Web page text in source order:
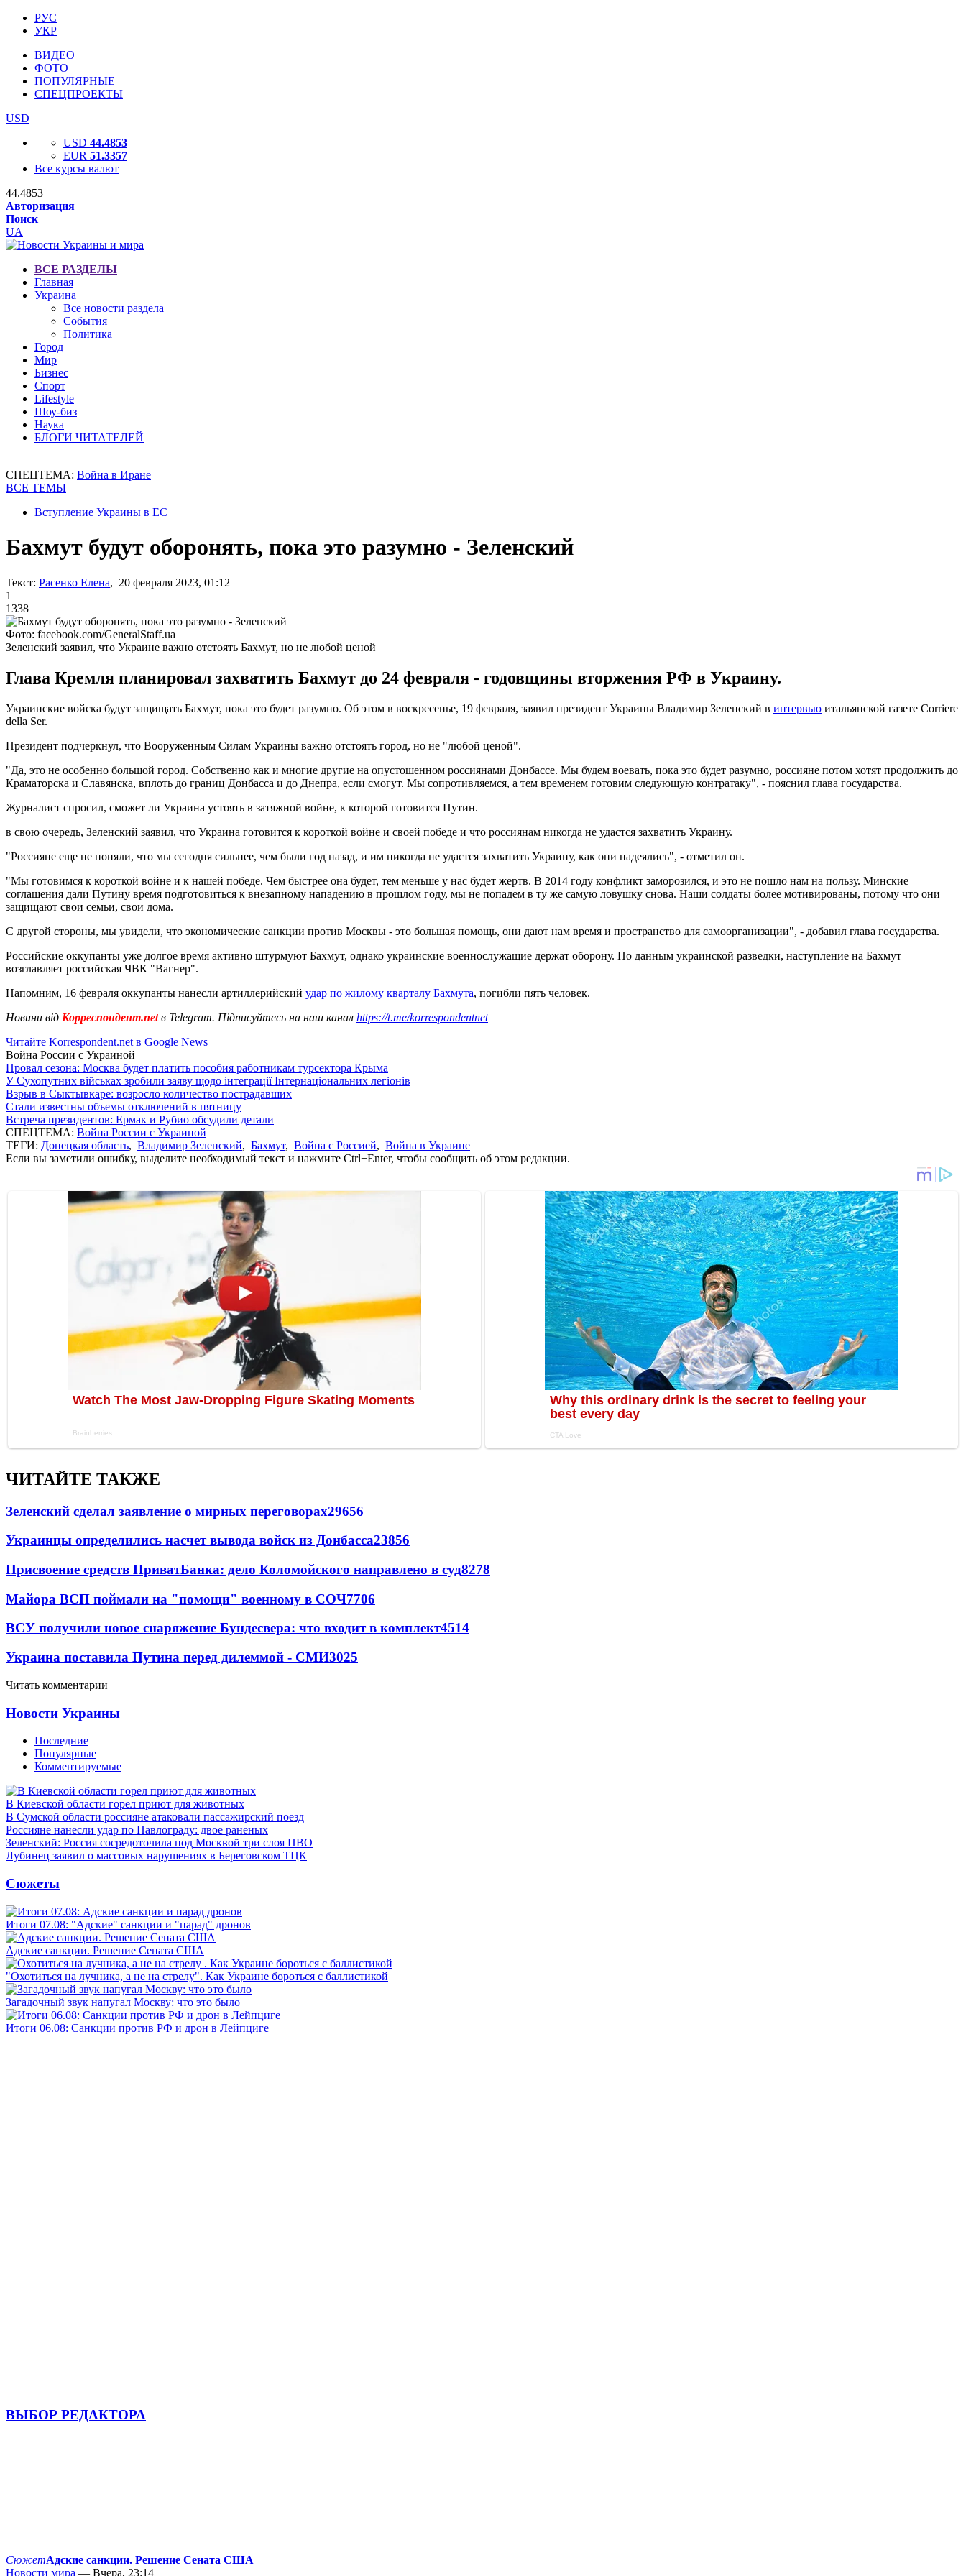
РУС
УКР
ВИДЕО
ФОТО
ПОПУЛЯРНЫЕ
СПЕЦПРОЕКТЫ
USD
USD 44.4853
EUR 51.3357
Все курсы валют
44.4853
Авторизация
Поиск
UA
ВСЕ РАЗДЕЛЫ
Главная
Украина
Все новости раздела
События
Политика
Город
Мир
Бизнес
Спорт
Lifestyle
Шоу-биз
Наука
БЛОГИ ЧИТАТЕЛЕЙ
СПЕЦТЕМА: Война в Иране
ВСЕ ТЕМЫ
Вступление Украины в ЕС
Бахмут будут оборонять, пока это разумно - Зеленский
Текст: Расенко Елена, 20 февраля 2023, 01:12
1
1338
Фото: facebook.com/GeneralStaff.ua
Зеленский заявил, что Украине важно отстоять Бахмут, но не любой ценой
Глава Кремля планировал захватить Бахмут до 24 февраля - годовщины вторжения РФ в Украину.
Украинские войска будут защищать Бахмут, пока это будет разумно. Об этом в воскресенье, 19 февраля, заявил президент Украины Владимир Зеленский в интервью итальянской газете Corriere
della Ser.
Президент подчеркнул, что Вооруженным Силам Украины важно отстоять город, но не "любой ценой".
"Да, это не особенно большой город. Собственно как и многие другие на опустошенном россиянами Донбассе. Мы будем воевать, пока это будет разумно, россияне потом хотят продолжить до
Краматорска и Славянска, вплоть до границ Донбасса и до Днепра, если смогут. Мы сопротивляемся, а тем временем готовим следующую контратаку", - пояснил глава государства.
Журналист спросил, сможет ли Украина устоять в затяжной войне, к которой готовится Путин.
в свою очередь, Зеленский заявил, что Украина готовится к короткой войне и своей победе и что россиянам никогда не удастся захватить Украину.
"Россияне еще не поняли, что мы сегодня сильнее, чем были год назад, и им никогда не удастся захватить Украину, как они надеялись", - отметил он.
"Мы готовимся к короткой войне и к нашей победе. Чем быстрее она будет, тем меньше у нас будет жертв. В 2014 году конфликт заморозился, и это не пошло нам на пользу. Минские
соглашения дали Путину время подготовиться к внезапному нападению в прошлом году, мы не попадем в ту же самую ловушку снова. Наши солдаты более мотивированы, потому что они
защищают свои семьи, свои дома.
С другой стороны, мы увидели, что экономические санкции против Москвы - это большая помощь, они дают нам время и пространство для самоорганизации", - добавил глава государства.
Российские оккупанты уже долгое время активно штурмуют Бахмут, однако украинские военнослужащие держат оборону. По данным украинской разведки, наступление на Бахмут
возглавляет российская ЧВК "Вагнер".
Напомним, 16 февраля оккупанты нанесли артиллерийский удар по жилому кварталу Бахмута, погибли пять человек.
Новини від Корреспондент.netв Telegram. Підписуйтесь на наш канал https://t.me/korrespondentnet
Читайте Korrespondent.net в Google News
Война России с Украиной
Провал сезона: Москва будет платить пособия работникам турсектора Крыма
У Сухопутних військах зробили заяву щодо інтеграції Інтернаціональних легіонів
Взрыв в Сыктывкаре: возросло количество пострадавших
Стали известны объемы отключений в пятницу
Встреча президентов: Ермак и Рубио обсудили детали
СПЕЦТЕМА: Война России с Украиной
ТЕГИ: Донецкая область, Владимир Зеленский, Бахмут, Война с Россией, Война в Украине
Если вы заметили ошибку, выделите необходимый текст и нажмите Ctrl+Enter, чтобы сообщить об этом редакции.
ЧИТАЙТЕ ТАКЖЕ
Зеленский сделал заявление о мирных переговорах29656
Украинцы определились насчет вывода войск из Донбасса23856
Присвоение средств ПриватБанка: дело Коломойского направлено в суд8278
Майора ВСП поймали на "помощи" военному в СОЧ7706
ВСУ получили новое снаряжение Бундесвера: что входит в комплект4514
Украина поставила Путина перед дилеммой - СМИ3025
Читать комментарии
Новости Украины
Последние
Популярные
Комментируемые
В Киевской области горел приют для животных
В Сумской области россияне атаковали пассажирский поезд
Россияне нанесли удар по Павлограду: двое раненых
Зеленский: Россия сосредоточила под Москвой три слоя ПВО
Лубинец заявил о массовых нарушениях в Береговском ТЦК
Сюжеты
Итоги 07.08: "Адские" санкции и "парад" дронов
Адские санкции. Решение Сената США
"Охотиться на лучника, а не на стрелу". Как Украине бороться с баллистикой
Загадочный звук напугал Москву: что это было
Итоги 06.08: Санкции против РФ и дрон в Лейпциге
ВЫБОР РЕДАКТОРА
СюжетАдские санкции. Решение Сената США
Новости мира — Вчера, 23:14